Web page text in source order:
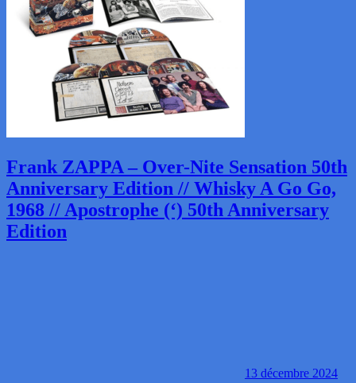
Frank ZAPPA – Over-Nite Sensation 50th
Anniversary Edition // Whisky A Go Go,
1968 // Apostrophe (‘) 50th Anniversary
Edition
13 décembre 2024